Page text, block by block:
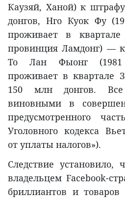
Каузяй, Ханой) к
донгов, Нго Куок Фу
проживает в
провинция Ламдонг) —
То Лан Фыонг (1981
проживает в квартале
150 млн донгов.
виновными в
предусмотренного
Уголовного кодекса
от уплаты налогов»).
Следствие установило,
владельцем Facebook-
бриллиантов и